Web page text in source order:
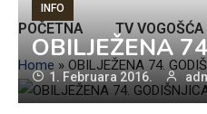
RADIO TELEVIZIJA
POČETNA TV VOGOŠĆA
Home » OBILJEŽENA 74.
INFO
OBILJEŽENA
1. Februara 2016.